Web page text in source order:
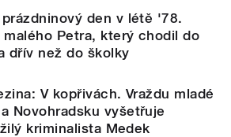
den v létě '78.
malého Petra, který chodil do
dřív než do školky
V kopřivách. Vraždu mladé
Novohradsku vyšetřuje
kriminalista Medek